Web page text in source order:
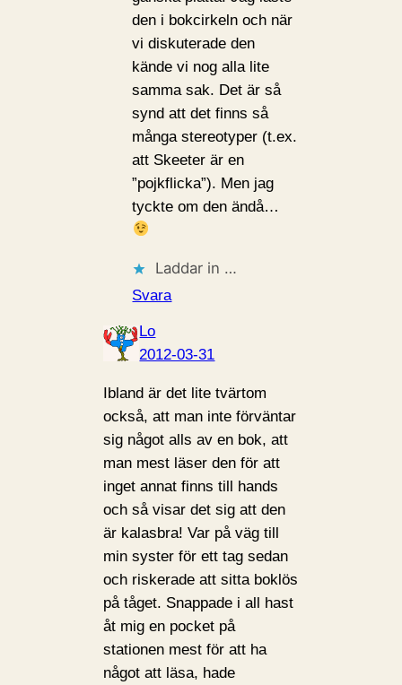
den i bokcirkeln och när
vi diskuterade den
kände vi nog alla lite
samma sak. Det är så
synd att det finns så
många stereotyper (t.ex.
att Skeeter är en
”pojkflicka”). Men jag
tyckte om den ändå…
Laddar in …
Svara
Lo
2012-03-31
Ibland är det lite tvärtom
också, att man inte förväntar
sig något alls av en bok, att
man mest läser den för att
inget annat finns till hands
och så visar det sig att den
är kalasbra! Var på väg till
min syster för ett tag sedan
och riskerade att sitta boklös
på tåget. Snappade i all hast
åt mig en pocket på
stationen mest för att ha
något att läsa, hade